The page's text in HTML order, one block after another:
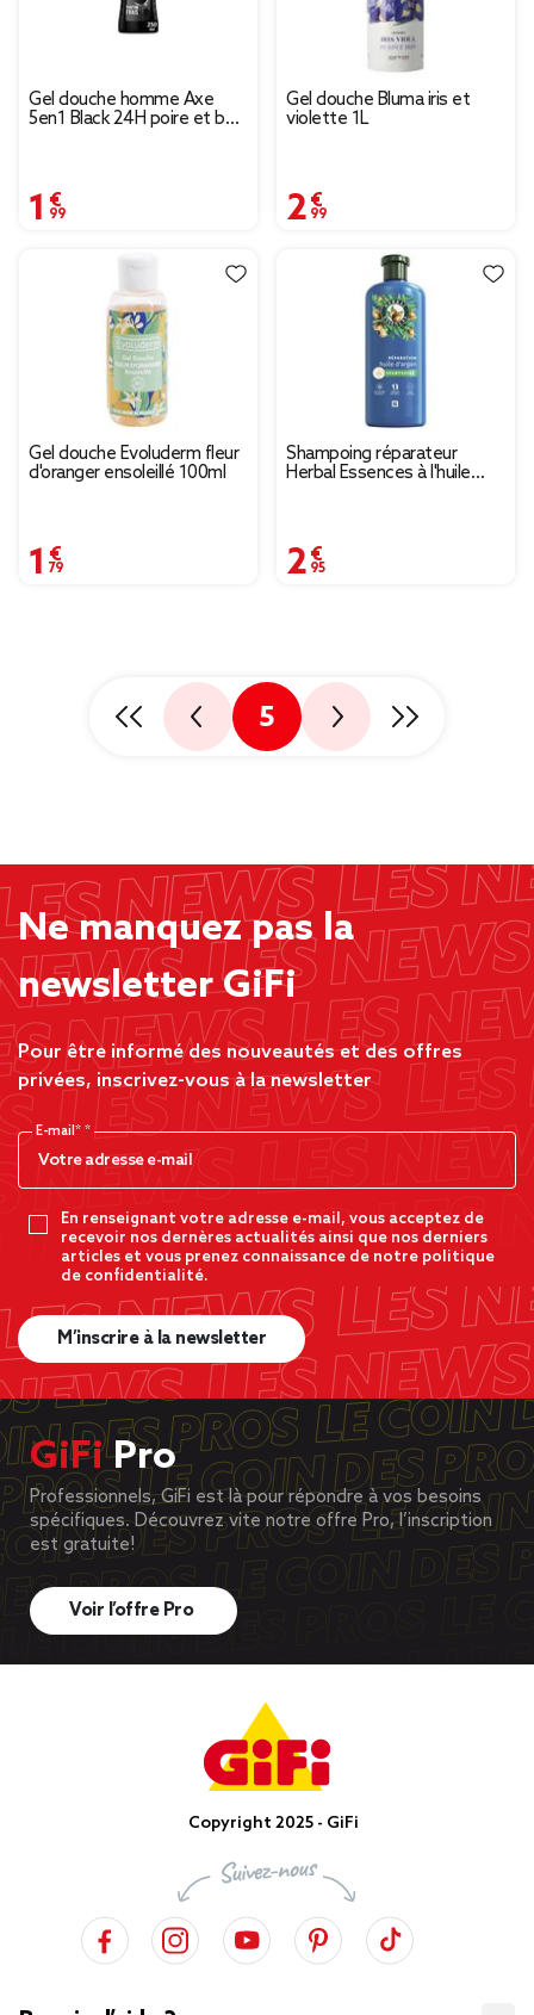
Gel douche homme Axe
5en1 Black 24H poire et bois
1,99 €
Gel douche Bluma iris et
violette 1L
2,99 €
Gel douche Evoluderm fleur
d'oranger ensoleillé 100ml
1,79 €
Shampoing réparateur
Herbal Essences à l'huile
2,95 €
5
Ne manquez pas la
newsletter GiFi
Pour être informé des nouveautés et des offres
privées, inscrivez-vous à la newsletter
E-mail*
En renseignant votre adresse e-mail, vous acceptez de
recevoir nos dernères actualités ainsi que nos derniers
articles et vous prenez connaissance de notre politique
de confidentialité.
M’inscrire à la newsletter
GiFiPro
Professionnels, GiFi est là pour répondre à vos besoins
spécifiques. Découvrez vite notre offre Pro, l’inscription
est gratuite!
Voir l’offre Pro
Copyright 2025 - GiFi